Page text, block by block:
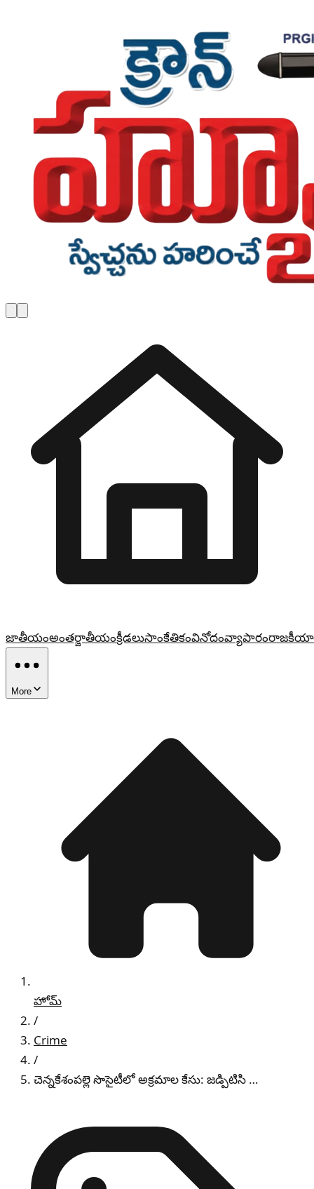
జాతీయంఅంతర్జాతీయంక్రీడలుసాంకేతికంవినోదంవ్యాపారం
More
హోమ్
/
Crime
/
చెన్నకేశంపల్లె సొసైటీలో అక్రమాల కేసు: జడ్పిటిసి …